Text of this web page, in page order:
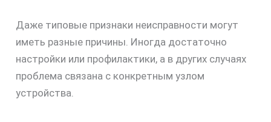
Даже типовые признаки неисправности могут
иметь разные причины. Иногда достаточно
настройки или профилактики, а в других случаях
проблема связана с конкретным узлом
устройства.
скидку
30%